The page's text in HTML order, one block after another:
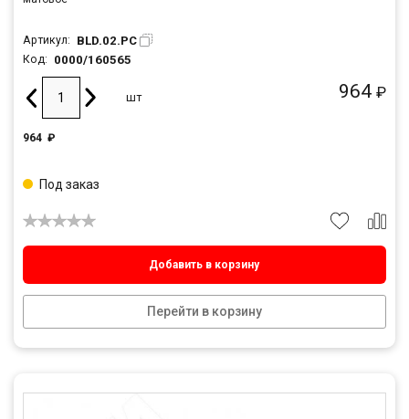
Артикул: BLD.02.PC
Код: 0000/160565
964 ₽
шт
964 ₽
Добавить в корзину
Перейти в корзину
Под заказ